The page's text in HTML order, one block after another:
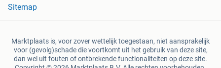
Sitemap
Marktplaats is, voor zover wettelijk toegestaan, niet aansprakelijk
voor (gevolg)schade die voortkomt uit het gebruik van deze site,
dan wel uit fouten of ontbrekende functionaliteiten op deze site.